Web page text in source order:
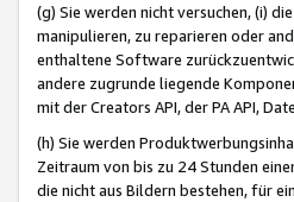
(g) Sie werden nicht versuchen, (i)
manipulieren, zu reparieren oder
enthaltene Software
andere zugrunde liegende
mit der Creators API, der PA API,
(h) Sie werden
Zeitraum von bis zu 24 Stunden
die nicht aus Bildern bestehen, für